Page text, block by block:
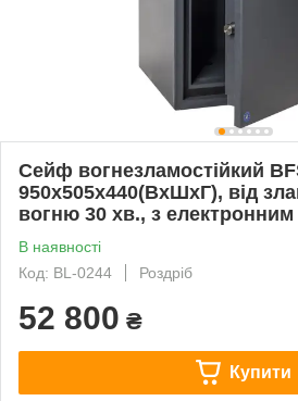
Сейф вогнезламостійкий
950х505х440(ВхШхГ), від
вогню 30 хв., з
В наявності
Код: BL-0244
Роздріб
52 800 ₴
Купити